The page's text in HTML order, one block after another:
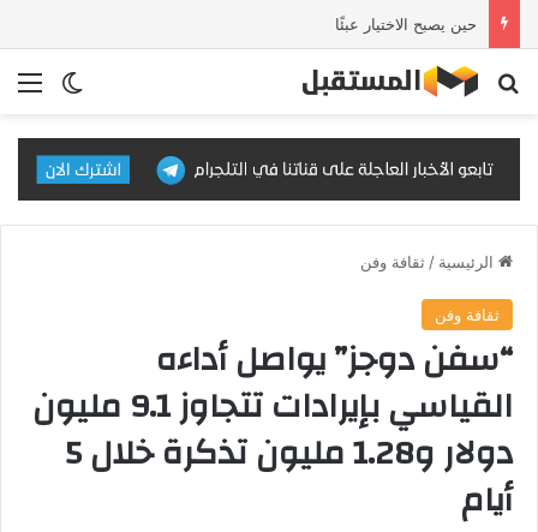
الوضع بحث عن
الرئيسية / ثقافة وفن
ثقافة وفن
“سفن دوجز” يواصل أداءه
القياسي بإيرادات تتجاوز 9.1 مليون
دولار و1.28 مليون تذكرة خلال 5
أيام